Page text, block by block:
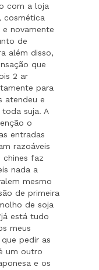
com a loja
cosmética
novamente
de
além disso,
que
2 ar
para
atendeu e
suja. A
o
entradas
razoáveis
chines faz
nada a
mesmo
de primeira
de soja
está tudo
meus
pedir as
um outro
e os